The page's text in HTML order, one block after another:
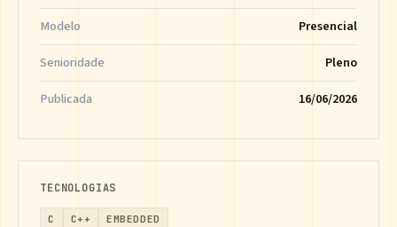
Modelo
Presencial
Senioridade
Pleno
Publicada
16/06/2026
TECNOLOGIAS
C C++ EMBEDDED